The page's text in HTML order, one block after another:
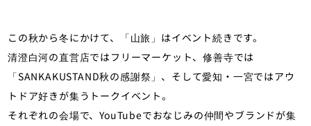
この秋から冬にかけて、「山旅」はイベント続きです。
清澄白河の直営店ではフリーマーケット、修善寺では
「SANKAKUSTAND秋の感謝祭」、そして愛知・一宮ではアウ
トドア好きが集うトークイベント。
それぞれの会場で、YouTubeでおなじみの仲間やブランドが集